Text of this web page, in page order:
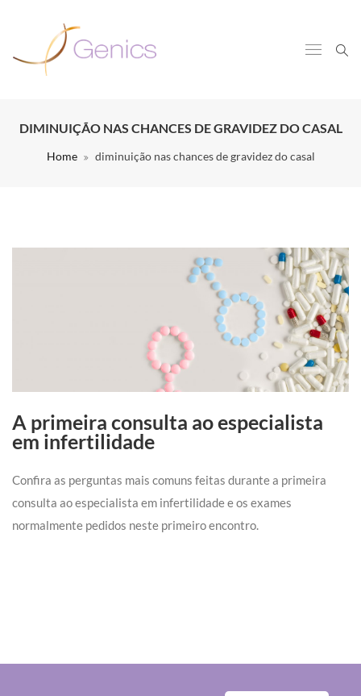
DIMINUIÇÃO NAS CHANCES DE GRAVIDEZ DO CASAL
Home diminuição nas chances de gravidez do casal
A primeira consulta ao especialista
em infertilidade
Confira as perguntas mais comuns feitas durante a primeira
consulta ao especialista em infertilidade e os exames
normalmente pedidos neste primeiro encontro.